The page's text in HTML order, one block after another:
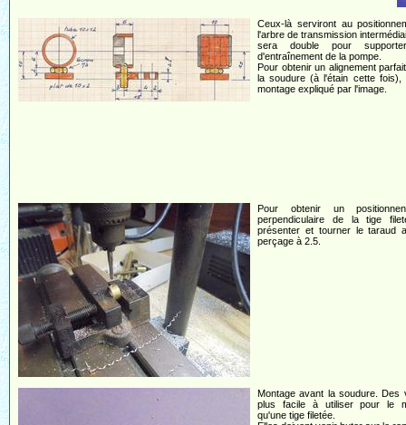
Ceux-là serviront au
l'arbre de transmission
sera double pour
d'entraînement de la pompe.
Pour obtenir un alignement
la soudure (à l'étain cette fois),
montage expliqué par l'image.
Pour obtenir un
perpendiculaire de la tige
présenter et tourner le taraud
perçage à 2.5.
Montage avant la soudure. Des
plus facile à utiliser pour le
qu'une tige filetée.